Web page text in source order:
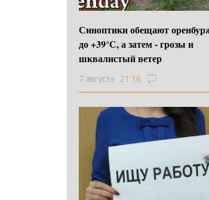
Синоптики обещают
до +39°С, а затем - грозы и
шквалистый ветер
7 августа 21:16